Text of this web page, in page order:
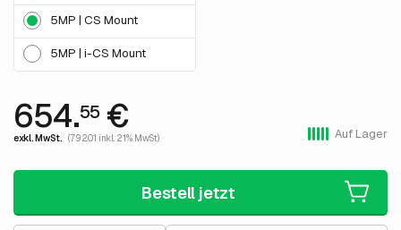
5MP | CS Mount
5MP | i-CS Mount
654.55€
exkl. MwSt. (792.01 inkl. 21% MwSt) Auf Lager
Bestell jetzt